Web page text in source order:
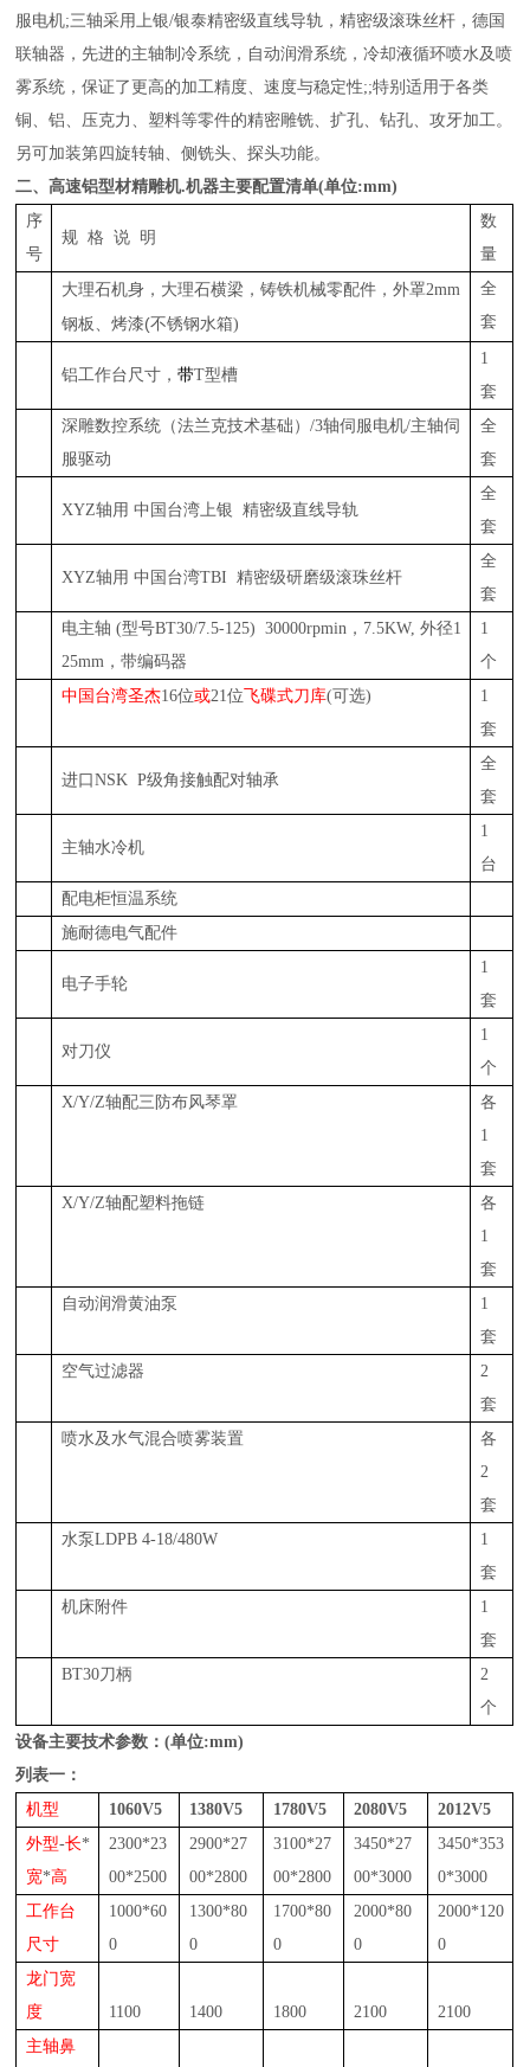
服电机;三轴采用上银/银泰精密级直线导轨，精密级滚珠丝杆，德国
联轴器，先进的主轴制冷系统，自动润滑系统，冷却液循环喷水及喷
雾系统，保证了更高的加工精度、速度与稳定性;;特别适用于各类
铜、铝、压克力、塑料等零件的精密雕铣、扩孔、钻孔、攻牙加工。
另可加装第四旋转轴、侧铣头、探头功能。
二、 高速铝型材精雕机.机器主要配置清单(单位:mm)
序
号
规 格 说 明
数
量
大理石机身，大理石横梁 ， 铸铁机械零配件， 外罩2mm
钢板、烤漆(不锈钢水箱)
全
套
铝工作台尺寸， 带T型槽
1
套
深雕数控系统（法兰克技术基础） /3轴伺服电机/主轴伺
服驱动
全
套
XYZ轴用 中国台湾上银 精密级直线导轨
全
套
XYZ轴用 中国台湾TBI 精密级研磨级滚珠丝杆
全
套
电主轴 (型号BT30/7.5-125) 30000rpmin， 7.5KW, 外径1
25mm， 带编码器
1
个
中国台湾圣杰16位或21位 飞碟式刀库(可选)
1
套
进口 NSK P级角接触配对轴承
全
套
主轴水冷机
1
台
配电柜恒温系统
施耐德电气配件
电子手轮
1
套
对刀仪
1
个
X/Y/Z轴配三防布风琴罩
各
1
套
X/Y/Z轴配塑料拖链
各
1
套
自动润滑黄油泵
1
套
空气过滤器
2
套
喷水及水气混合喷雾装置
各
2
套
水泵LDPB 4-18/480W
1
套
机床附件
1
套
BT30刀柄
2
个
设备主要技术参数：(单位:mm)
列表一：
机型
1060V5 1380V5 1780V5 2080V5
2012V5
外型-长*
宽*高
2300*23
00*2500
2900*27
00*2800
3100*27
00*2800
3450*27
00*3000
3450*353
0*3000
工作台
尺寸
1000*60
0
1300*80
0
1700*80
0
2000*80
0
2000*120
0
龙门宽
度
1100 1400 1800 2100
2100
主轴鼻